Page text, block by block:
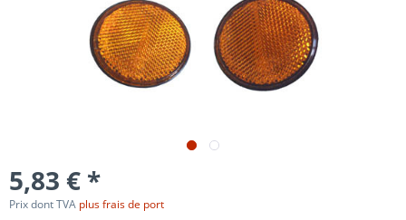
5,83 € *
Prix dont TVA plus frais de port